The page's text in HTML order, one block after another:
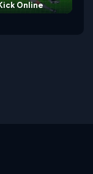
Online